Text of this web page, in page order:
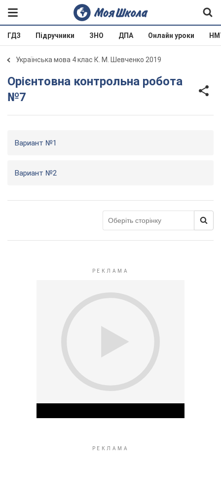
ГДЗ Підручники ЗНО ДПА Онлайн уроки
Українська мова 4 клас К. М. Шевченко 2019
Орієнтовна контрольна робота
№7
Вариант №1
Вариант №2